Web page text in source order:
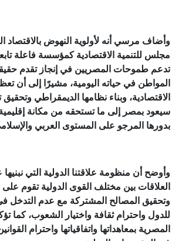
وأضاف مرسي أنه لأولوية النهوض
مجلس للتنمية الاقتصادية كمؤسسة فاعلة
تدعم طموحات المصريين في إنجاز تقدم
المواطن في حياته اليومية، مشيرًا إلى أن
الاقتصادية، وبناء نظامها الديمقراطي
سيعود بمصر إلى ما تستحقه من مكانة
بدورها المرجو على المستوى العربي
وأوضح أن منظومة علاقتنا الدولية التي
العلاقات بين مختلف القوى الدولية تقوم على
وتحقيق المصالح المشتركة مع عدم التدخل في
للدول واحترام ثقافة واختيار الشعوب، كما
المصرية بمعاهداتها واتفاقياتها واحترام